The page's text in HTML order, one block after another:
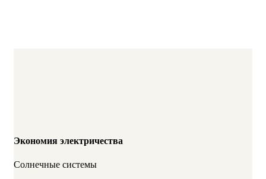
Экономия электричества
Солнечные системы